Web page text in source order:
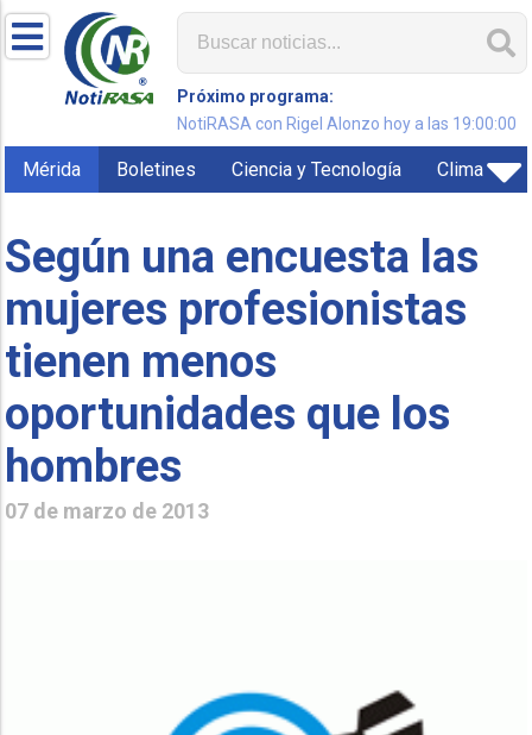
Próximo programa:
NotiRASA con Rigel Alonzo hoy a las 19:00:00
Mérida Boletines Ciencia y Tecnología Clima
Según una encuesta las
mujeres profesionistas
tienen menos
oportunidades que los
hombres
07 de marzo de 2013